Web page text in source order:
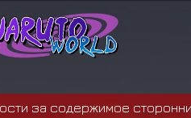
за содержимое